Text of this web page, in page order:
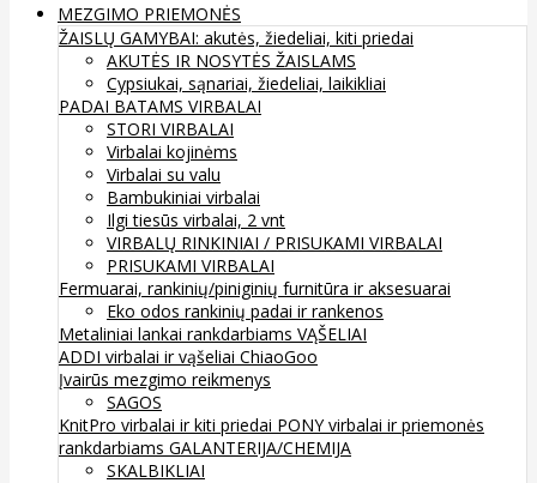
MEZGIMO PRIEMONĖS
ŽAISLŲ GAMYBAI: akutės, žiedeliai, kiti priedai
AKUTĖS IR NOSYTĖS ŽAISLAMS
Cypsiukai, sąnariai, žiedeliai, laikikliai
PADAI BATAMS VIRBALAI
STORI VIRBALAI
Virbalai kojinėms
Virbalai su valu
Bambukiniai virbalai
Ilgi tiesūs virbalai, 2 vnt
VIRBALŲ RINKINIAI / PRISUKAMI VIRBALAI
PRISUKAMI VIRBALAI
Fermuarai, rankinių/piniginių furnitūra ir aksesuarai
Eko odos rankinių padai ir rankenos
Metaliniai lankai rankdarbiams VĄŠELIAI
ADDI virbalai ir vąšeliai ChiaoGoo
Įvairūs mezgimo reikmenys
SAGOS
KnitPro virbalai ir kiti priedai PONY virbalai ir priemonės
rankdarbiams GALANTERIJA/CHEMIJA
SKALBIKLIAI